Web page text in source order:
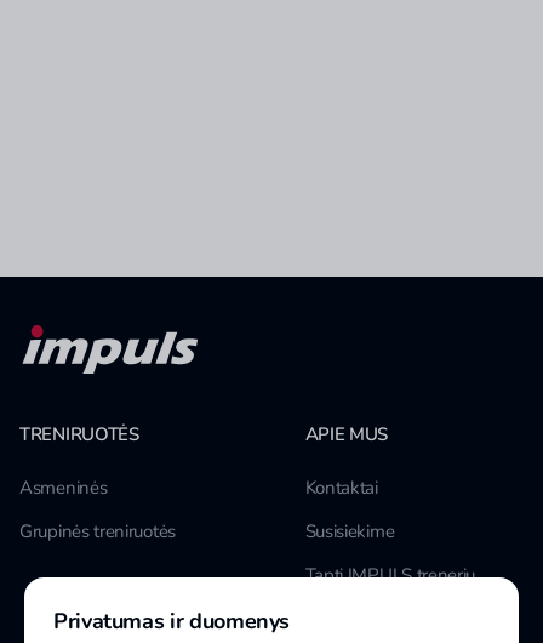
TRENIRUOTĖS
Asmeninės
Grupinės treniruotės
APIE MUS
Kontaktai
Susisiekime
Tapti IMPULS treneriu
Privatumas ir duomenys